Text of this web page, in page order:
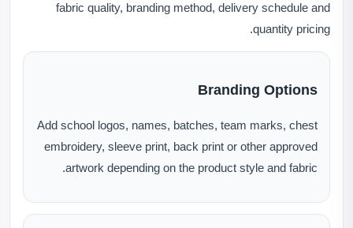
fabric quality, branding method, delivery schedule and
quantity pricing.
Branding Options
Add school logos, names, batches, team marks, chest
embroidery, sleeve print, back print or other approved
artwork depending on the product style and fabric.